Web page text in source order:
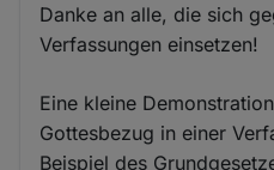
Danke an alle, die sich
Verfassungen einsetzen!
Eine kleine
Gottesbezug in einer
Beispiel des